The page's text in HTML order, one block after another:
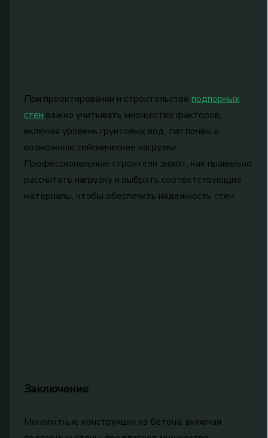
При проектировании и строительствеподпорных
стен важно учитывать множество факторов,
включая уровень грунтовых вод, тип почвы и
возможные сейсмические нагрузки.
Профессиональные строители знают, как правильно
рассчитать нагрузку и выбрать соответствующие
материалы, чтобы обеспечить надежность стен.
Заключение
Монолитные конструкции из бетона, включая